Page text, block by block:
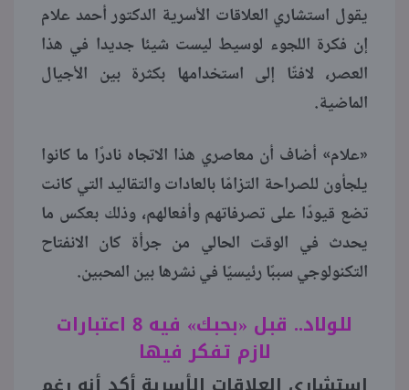
يقول استشاري العلاقات الأسرية الدكتور أحمد علام
إن فكرة اللجوء لوسيط ليست شيئا جديدا في هذا
العصر، لافتًا إلى استخدامها بكثرة بين الأجيال
الماضية.
«علام» أضاف أن معاصري هذا الاتجاه نادرًا ما كانوا
يلجأون للصراحة التزامًا بالعادات والتقاليد التي كانت
تضع قيودًا على تصرفاتهم وأفعالهم، وذلك بعكس ما
يحدث في الوقت الحالي من جرأة كان الانفتاح
التكنولوجي سببًا رئيسيًا في نشرها بين المحبين.
للولاد.. قبل «بحبك» فيه 8 اعتبارات
لازم تفكر فيها